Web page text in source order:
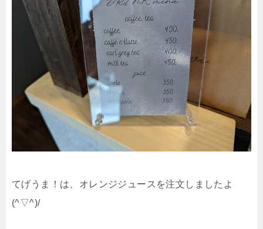
てげうま！は、オレンジジュースを注文しましたよ
(^▽^)/